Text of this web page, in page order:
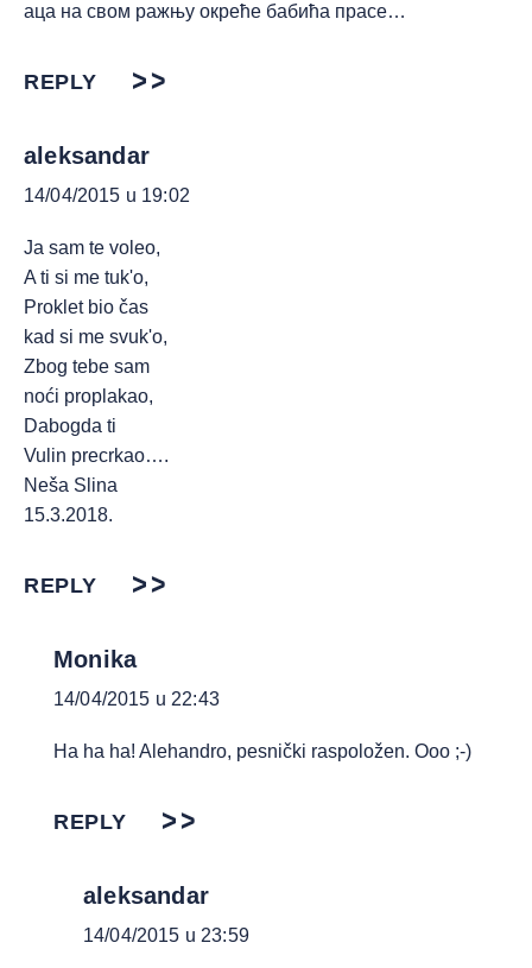
аца на свом ражњу окреће бабића прасе…
REPLY
aleksandar
14/04/2015 u 19:02
Ja sam te voleo,
A ti si me tuk'o,
Proklet bio čas
kad si me svuk'o,
Zbog tebe sam
noći proplakao,
Dabogda ti
Vulin precrkao….
Neša Slina
15.3.2018.
REPLY
Monika
14/04/2015 u 22:43
Ha ha ha! Alehandro, pesnički raspoložen. Ooo ;-)
REPLY
aleksandar
14/04/2015 u 23:59